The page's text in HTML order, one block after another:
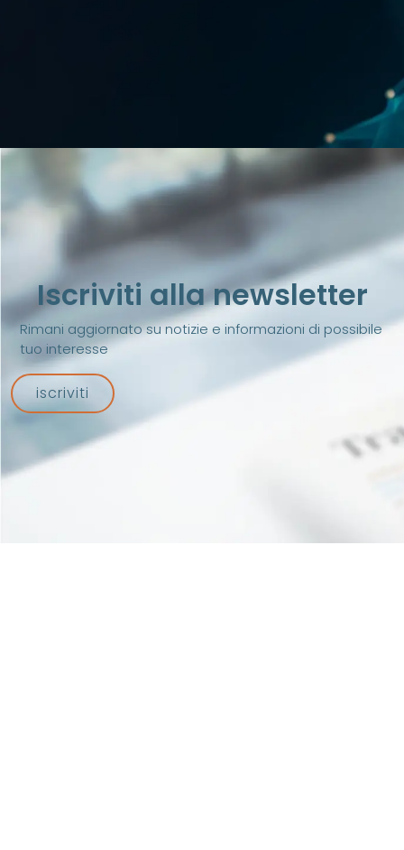
Iscriviti alla newsletter
Rimani aggiornato su notizie e informazioni di possibile
tuo interesse
iscriviti